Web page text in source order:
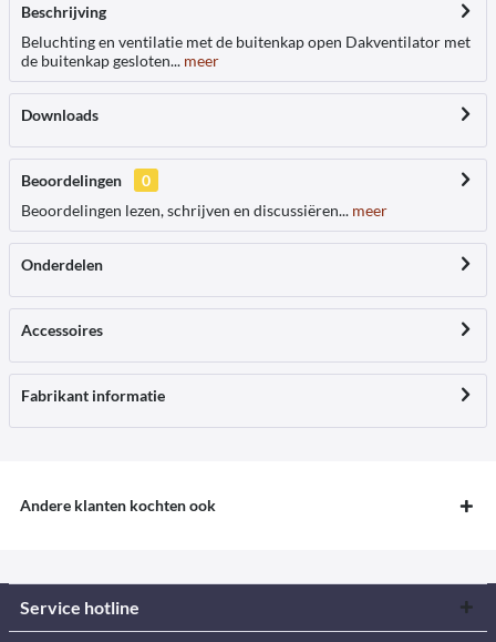
Beschrijving
Beluchting en ventilatie met de buitenkap open Dakventilator met
de buitenkap gesloten... meer
Downloads
Beoordelingen
0
Beoordelingen lezen, schrijven en discussiëren... meer
Onderdelen
Accessoires
Fabrikant informatie
Andere klanten kochten ook
Service hotline